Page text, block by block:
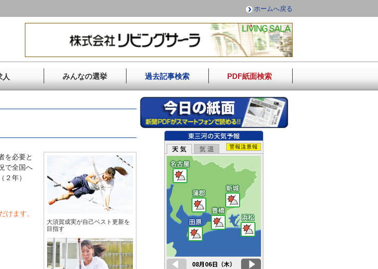
ホームへ戻る
人 みんなの選挙 過去記事検索 PDF紙面検索
を必要と
で全国へ
年）
けます。
大須賀成実が自己ベスト更新を
目指す